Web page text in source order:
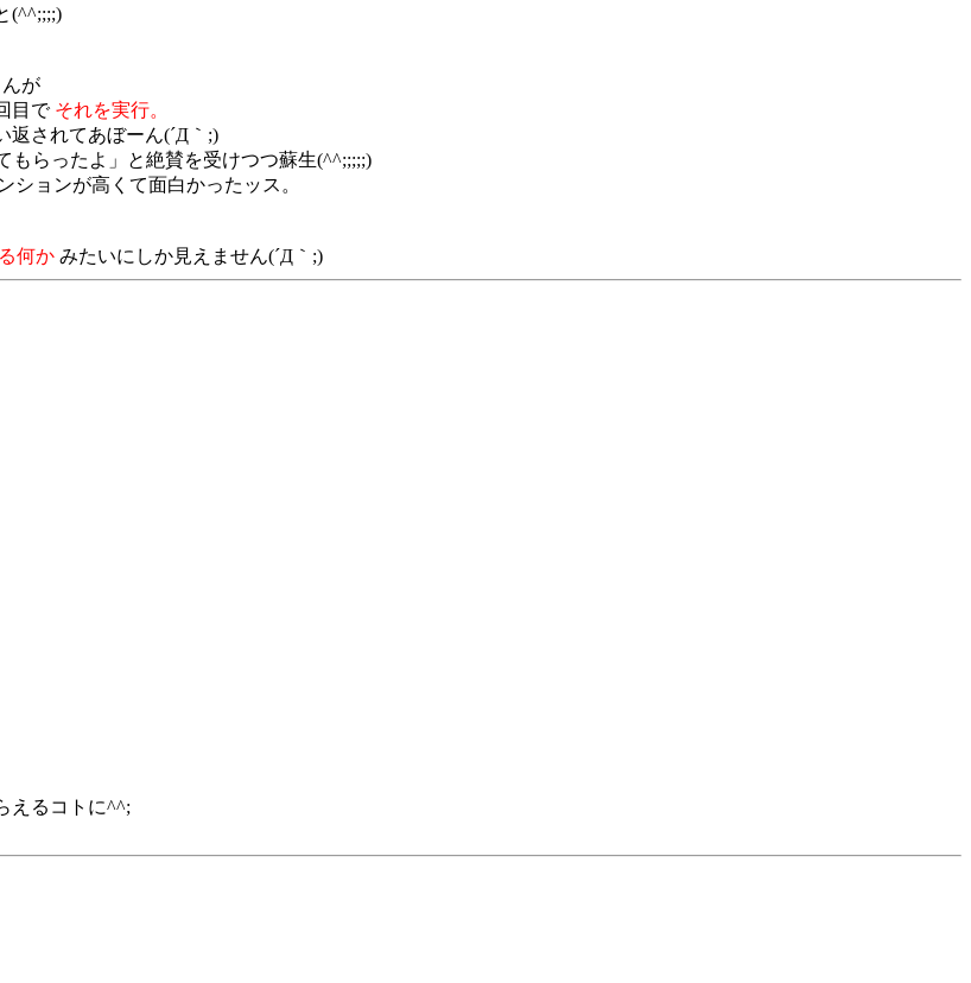
(^^;;;;)
が
目で それを実行。
返されてあぼーん(´Д｀;)
もらったよ」と絶賛を受けつつ蘇生(^^;;;;;)
ョンが高くて面白かったッス。
何か みたいにしか見えません(´Д｀;)
えるコトに^^;